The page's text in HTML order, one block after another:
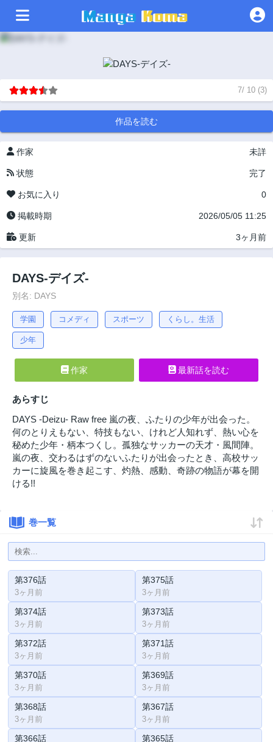
7/ 10 (3)
作品を読む
作家 未詳
状態 完了
お気に入り 0
掲載時期 2026/05/05 11:25
更新 3ヶ月前
DAYS-デイズ-
別名: DAYS
学園 コメディ スポーツ くらし。生活
少年
作家 最新話を読む
あらすじ
DAYS -Deizu- Raw free 嵐の夜、ふたりの少年が出会った。
何のとりえもない、特技もない、けれど人知れず、熱い心を
秘めた少年・柄本つくし。孤独なサッカーの天才・風間陣。
嵐の夜、交わるはずのないふたりが出会ったとき、高校サッ
カーに旋風を巻き起こす、灼熱、感動、奇跡の物語が幕を開
ける!!
巻一覧
第376話
3ヶ月前
第375話
3ヶ月前
第374話
3ヶ月前
第373話
3ヶ月前
第372話
3ヶ月前
第371話
3ヶ月前
第370話
3ヶ月前
第369話
3ヶ月前
第368話
3ヶ月前
第367話
3ヶ月前
第366話 第365話